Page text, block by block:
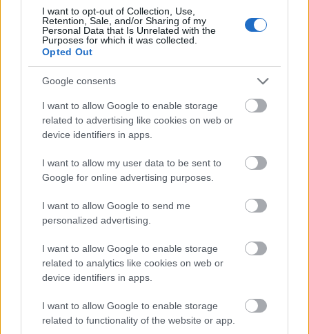
I want to opt-out of Collection, Use,
Retention, Sale, and/or Sharing of my
Personal Data that Is Unrelated with the
Purposes for which it was collected.
Opted Out
Google consents
I want to allow Google to enable storage
related to advertising like cookies on web or
device identifiers in apps.
I want to allow my user data to be sent to
Google for online advertising purposes.
I want to allow Google to send me
personalized advertising.
I want to allow Google to enable storage
related to analytics like cookies on web or
device identifiers in apps.
I want to allow Google to enable storage
related to functionality of the website or app.
Για να προσθέσεις το σχόλιο
σου πρέπει να συνδεθείς
στο my gazzetta!
Εγγραφή Σύνδεση